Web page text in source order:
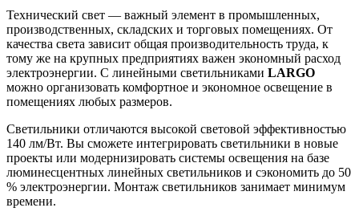
Технический свет — важный элемент в промышленных,
производственных, складских и торговых помещениях. От
качества света зависит общая производительность труда, к
тому же на крупных предприятиях важен экономный расход
электроэнергии. С линейными светильниками LARGO
можно организовать комфортное и экономное освещение в
помещениях любых размеров.
Светильники отличаются высокой световой эффективностью
140 лм/Вт. Вы сможете интегрировать светильники в новые
проекты или модернизировать системы освещения на базе
люминесцентных линейных светильников и сэкономить до 50
% электроэнергии. Монтаж светильников занимает минимум
времени.